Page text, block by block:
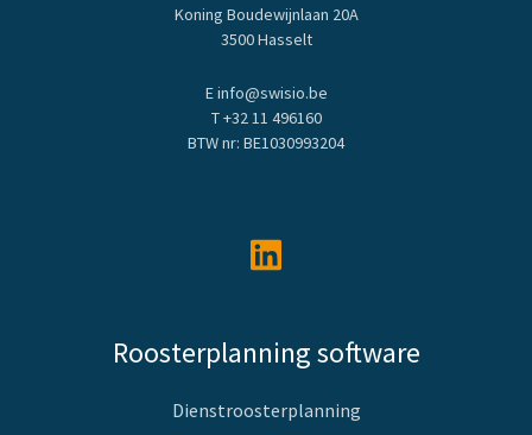
Koning Boudewijnlaan 20A
3500 Hasselt
E info@swisio.be
T+32 11 496160
BTW nr: BE1030993204
Roosterplanning software
Dienstroosterplanning